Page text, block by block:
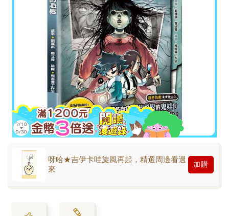
呀哈★吉伊卡哇旋風再起，精選周邊看過
來
加購